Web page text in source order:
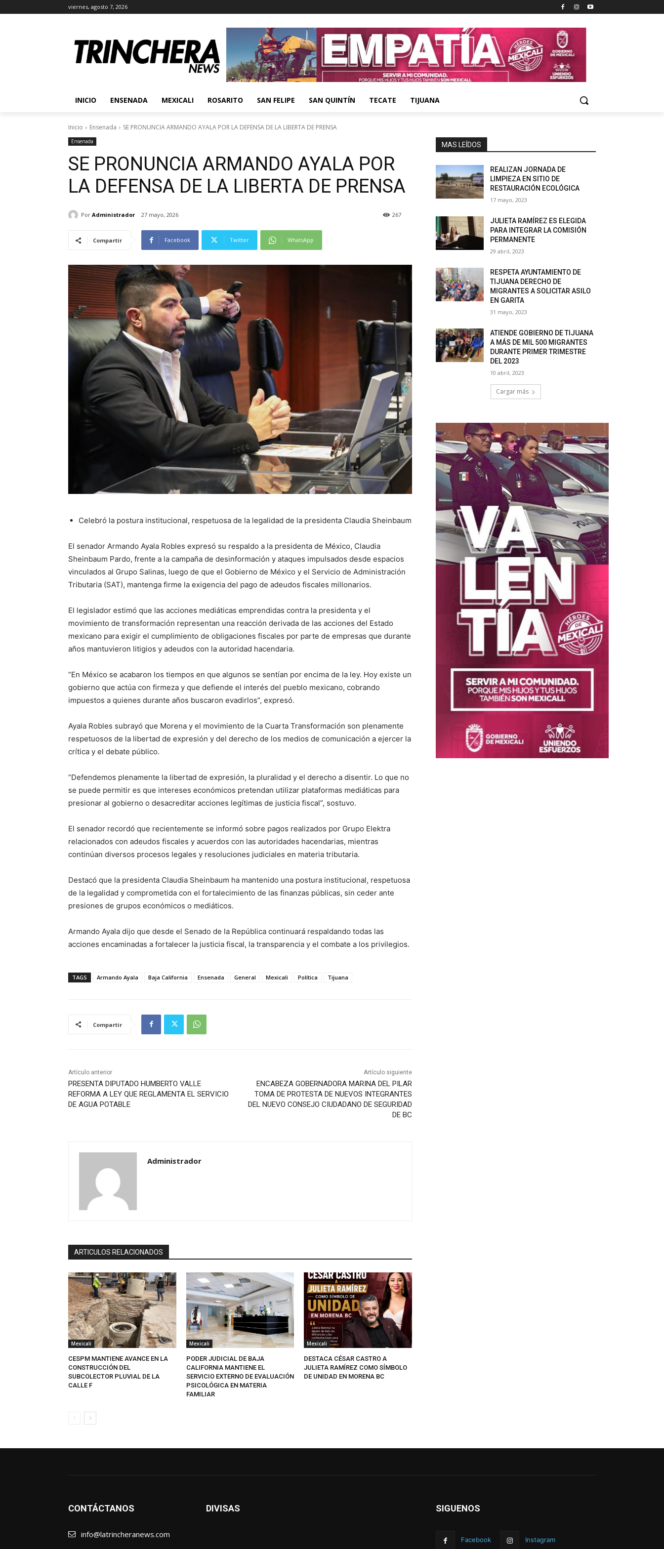
viernes, agosto 7, 2026
INICIO ENSENADA MEXICALI ROSARITO SAN FELIPE SAN QUINTÍN TECATE TIJUANA
Inicio Ensenada SE PRONUNCIA ARMANDO AYALA POR LA DEFENSA DE LA LIBERTA DE PRENSA
Ensenada
SE PRONUNCIA ARMANDO AYALA POR
LA DEFENSA DE LA LIBERTA DE PRENSA
Por Administrador 27 mayo, 2026 267
Compartir Facebook Twitter WhatsApp
Celebró la postura institucional, respetuosa de la legalidad de la presidenta Claudia Sheinbaum
El senador Armando Ayala Robles expresó su respaldo a la presidenta de México, Claudia
Sheinbaum Pardo, frente a la campaña de desinformación y ataques impulsados desde espacios
vinculados al Grupo Salinas, luego de que el Gobierno de México y el Servicio de Administración
Tributaria (SAT), mantenga firme la exigencia del pago de adeudos fiscales millonarios.
El legislador estimó que las acciones mediáticas emprendidas contra la presidenta y el
movimiento de transformación representan una reacción derivada de las acciones del Estado
mexicano para exigir el cumplimiento de obligaciones fiscales por parte de empresas que durante
años mantuvieron litigios y adeudos con la autoridad hacendaria.
“En México se acabaron los tiempos en que algunos se sentían por encima de la ley. Hoy existe un
gobierno que actúa con firmeza y que defiende el interés del pueblo mexicano, cobrando
impuestos a quienes durante años buscaron evadirlos”, expresó.
Ayala Robles subrayó que Morena y el movimiento de la Cuarta Transformación son plenamente
respetuosos de la libertad de expresión y del derecho de los medios de comunicación a ejercer la
crítica y el debate público.
“Defendemos plenamente la libertad de expresión, la pluralidad y el derecho a disentir. Lo que no
se puede permitir es que intereses económicos pretendan utilizar plataformas mediáticas para
presionar al gobierno o desacreditar acciones legítimas de justicia fiscal”, sostuvo.
El senador recordó que recientemente se informó sobre pagos realizados por Grupo Elektra
relacionados con adeudos fiscales y acuerdos con las autoridades hacendarias, mientras
continúan diversos procesos legales y resoluciones judiciales en materia tributaria.
Destacó que la presidenta Claudia Sheinbaum ha mantenido una postura institucional, respetuosa
de la legalidad y comprometida con el fortalecimiento de las finanzas públicas, sin ceder ante
presiones de grupos económicos o mediáticos.
Armando Ayala dijo que desde el Senado de la República continuará respaldando todas las
acciones encaminadas a fortalecer la justicia fiscal, la transparencia y el combate a los privilegios.
TAGS Armando Ayala Baja California Ensenada General Mexicali Política Tijuana
Compartir
Artículo anterior
PRESENTA DIPUTADO HUMBERTO VALLE
REFORMA A LEY QUE REGLAMENTA EL SERVICIO
DE AGUA POTABLE
Artículo siguiente
ENCABEZA GOBERNADORA MARINA DEL PILAR
TOMA DE PROTESTA DE NUEVOS INTEGRANTES
DEL NUEVO CONSEJO CIUDADANO DE SEGURIDAD
DE BC
Administrador
ARTICULOS RELACIONADOS
Mexicali
CESPM MANTIENE AVANCE EN LA
CONSTRUCCIÓN DEL
SUBCOLECTOR PLUVIAL DE LA
CALLE F
Mexicali
PODER JUDICIAL DE BAJA
CALIFORNIA MANTIENE EL
SERVICIO EXTERNO DE EVALUACIÓN
PSICOLÓGICA EN MATERIA
FAMILIAR
Mexicali
DESTACA CÉSAR CASTRO A
JULIETA RAMÍREZ COMO SÍMBOLO
DE UNIDAD EN MORENA BC
MAS LEÍDOS
REALIZAN JORNADA DE
LIMPIEZA EN SITIO DE
RESTAURACIÓN ECOLÓGICA
17 mayo, 2023
JULIETA RAMÍREZ ES ELEGIDA
PARA INTEGRAR LA COMISIÓN
PERMANENTE
29 abril, 2023
RESPETA AYUNTAMIENTO DE
TIJUANA DERECHO DE
MIGRANTES A SOLICITAR ASILO
EN GARITA
31 mayo, 2023
ATIENDE GOBIERNO DE TIJUANA
A MÁS DE MIL 500 MIGRANTES
DURANTE PRIMER TRIMESTRE
DEL 2023
10 abril, 2023
Cargar más
CONTÁCTANOS
info@latrincheranews.com
DIVISAS SIGUENOS
Facebook Instagram